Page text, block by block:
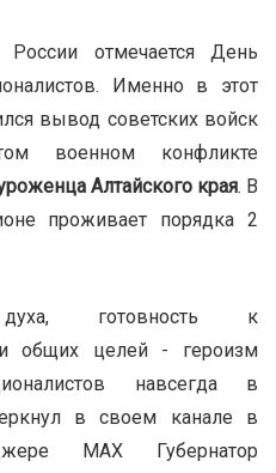
отмечается День
Именно в этот
вывод советских войск
военном конфликте
Алтайского края. В
проживает порядка 2
готовность к
общих целей - героизм
навсегда в
в своем канале в
МАХ Губернатор